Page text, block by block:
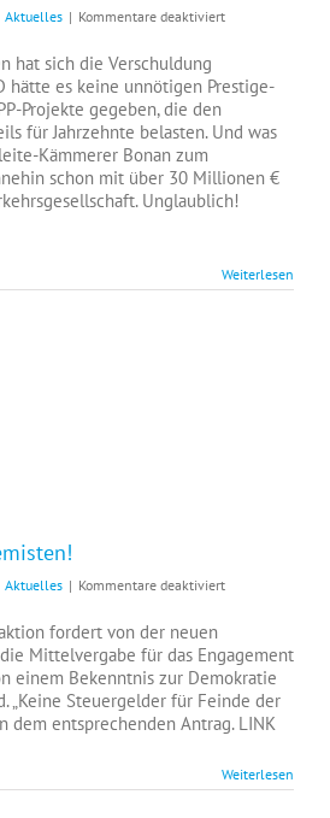
Aktuelles | Kommentare deaktiviertfür
Mülheim
einsame
Spitze!
den
Schulden!
hat sich die Verschuldung
hätte es keine unnötigen Prestige-
Projekte gegeben, die den
für Jahrzehnte belasten. Und was
Kämmerer Bonan zum
schon mit über 30 Millionen €
Unglaublich!
Weiterlesen
Aktuelles | Kommentare deaktiviertfür
für
Extremisten!
fordert von der neuen
Mittelvergabe für das Engagement
einem Bekenntnis zur Demokratie
„Keine Steuergelder für Feinde der
dem entsprechenden Antrag. LINK
Weiterlesen